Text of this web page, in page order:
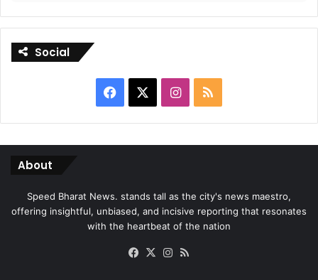
Social
Facebook Instagram
RSS
About
Speed Bharat News. stands tall as the city's news maestro,
offering insightful, unbiased, and incisive reporting that resonates
with the heartbeat of the nation
Facebook
X Instagram